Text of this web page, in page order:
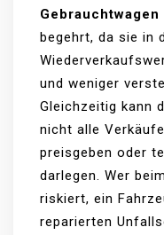
begehrt, da sie in
und weniger
Gleichzeitig kann
nicht alle
preisgeben oder
darlegen. Wer
riskiert, ein
reparierten